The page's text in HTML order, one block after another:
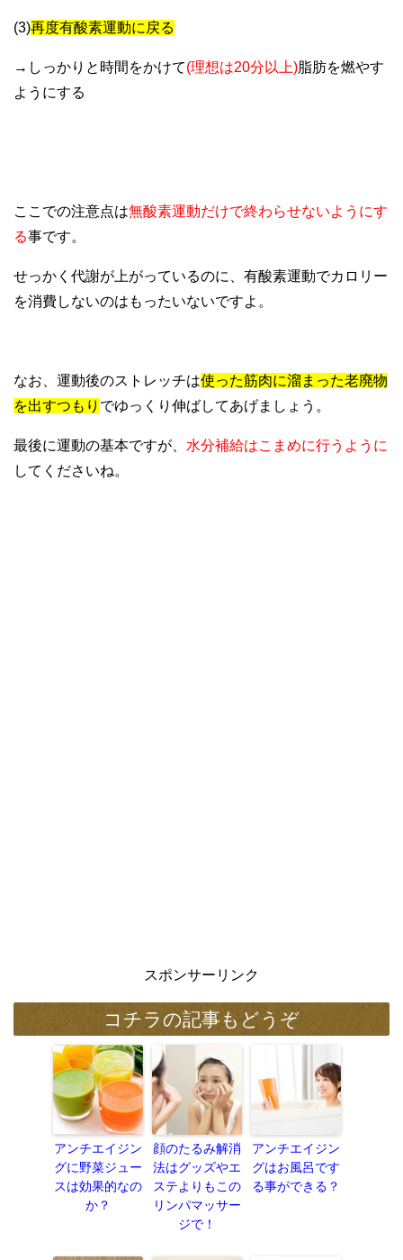
(3)再度有酸素運動に戻る
→しっかりと時間をかけて(理想は20分以上)脂肪を燃やす
ようにする
ここでの注意点は無酸素運動だけで終わらせないようにす
る事です。
せっかく代謝が上がっているのに、有酸素運動でカロリー
を消費しないのはもったいないですよ。
なお、運動後のストレッチは使った筋肉に溜まった老廃物
を出すつもり でゆっくり伸ばしてあげましょう。
最後に運動の基本ですが、 水分補給はこまめに行うように
してくださいね。
スポンサーリンク
コチラの記事もどうぞ
アンチエイジン
グに野菜ジュー
スは効果的なの
か？
顔のたるみ解消
法はグッズやエ
ステよりもこの
リンパマッサー
ジで！
アンチエイジン
グはお風呂です
る事ができる？